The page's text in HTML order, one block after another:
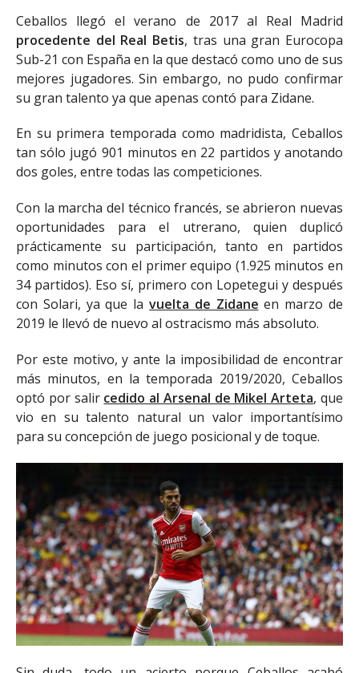
Ceballos llegó el verano de 2017 al Real Madrid
procedente del Real Betis, tras una gran Eurocopa
Sub-21 con España en la que destacó como uno de sus
mejores jugadores. Sin embargo, no pudo confirmar
su gran talento ya que apenas contó para Zidane.
En su primera temporada como madridista, Ceballos
tan sólo jugó 901 minutos en 22 partidos y anotando
dos goles, entre todas las competiciones.
Con la marcha del técnico francés, se abrieron nuevas
oportunidades para el utrerano, quien duplicó
prácticamente su participación, tanto en partidos
como minutos con el primer equipo (1.925 minutos en
34 partidos). Eso sí, primero con Lopetegui y después
con Solari, ya que la vuelta de Zidane en marzo de
2019 le llevó de nuevo al ostracismo más absoluto.
Por este motivo, y ante la imposibilidad de encontrar
más minutos, en la temporada 2019/2020, Ceballos
optó por salir cedido al Arsenal de Mikel Arteta, que
vio en su talento natural un valor importantísimo
para su concepción de juego posicional y de toque.